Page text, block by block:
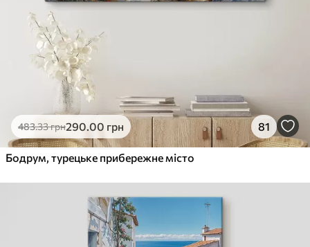
483.33грн290.00 грн 81
Бодрум, турецьке прибережне місто